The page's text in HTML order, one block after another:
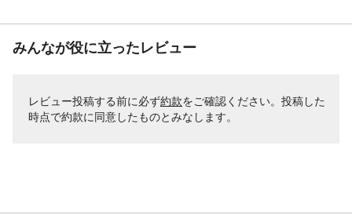
みんなが役に立ったレビュー
レビュー投稿する前に必ず約款をご確認ください。投稿した
時点で約款に同意したものとみなします。